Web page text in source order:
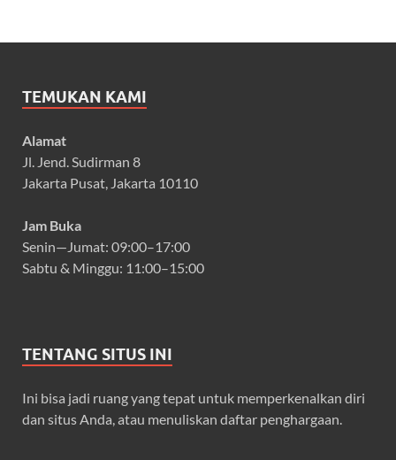
TEMUKAN KAMI
Alamat
Jl. Jend. Sudirman 8
Jakarta Pusat, Jakarta 10110
Jam Buka
Senin—Jumat: 09:00–17:00
Sabtu & Minggu: 11:00–15:00
TENTANG SITUS INI
Ini bisa jadi ruang yang tepat untuk memperkenalkan diri
dan situs Anda, atau menuliskan daftar penghargaan.